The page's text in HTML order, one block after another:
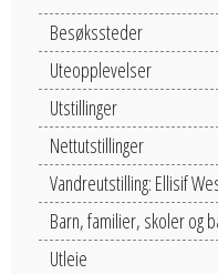
Besøkssteder
Uteopplevelser
Utstillinger
Nettutstillinger
Vandreutstilling: Ellisif
Barn, familier, skoler og
Utleie